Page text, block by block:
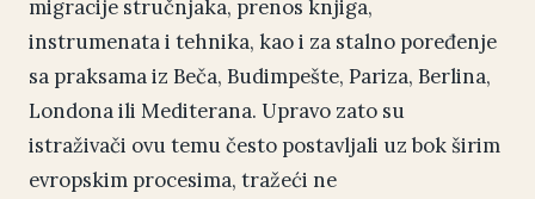
migracije stručnjaka, prenos knjiga,
instrumenata i tehnika, kao i za stalno poređenje
sa praksama iz Beča, Budimpešte, Pariza, Berlina,
Londona ili Mediterana. Upravo zato su
istraživači ovu temu često postavljali uz bok širim
evropskim procesima, tražeći ne